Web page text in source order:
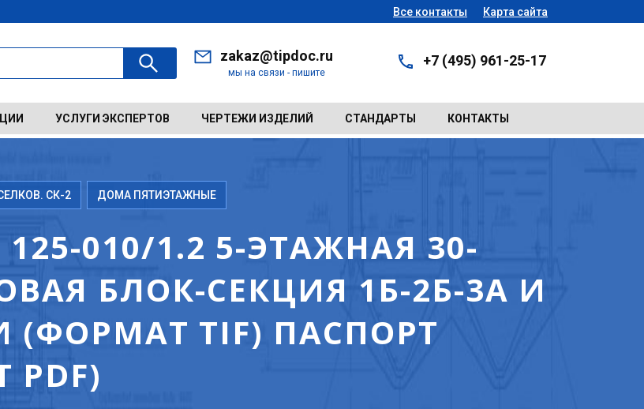
Все контакты Карта сайта
zakaz@tipdoc.ru
мы на связи - пишите
+7 (495) 961-25-17
УСЛУГИ ЭКСПЕРТОВ ЧЕРТЕЖИ ИЗДЕЛИЙ СТАНДАРТЫ КОНТАКТЫ
СК-2 ДОМА ПЯТИЭТАЖНЫЕ
010/1.2 5-ЭТАЖНАЯ 30-
БЛОК-СЕКЦИЯ 1Б-2Б-3А И
(ФОРМАТ TIF) ПАСПОРТ